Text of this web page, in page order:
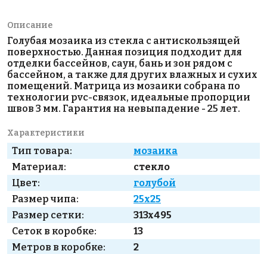
Описание
Голубая мозаика из стекла с антискользящей
поверхностью. Данная позиция подходит для
отделки бассейнов, саун, бань и зон рядом с
бассейном, а также для других влажных и сухих
помещений. Матрица из мозаики собрана по
технологии pvc-связок, идеальные пропорции
швов 3 мм. Гарантия на невыпадение - 25 лет.
Характеристики
Тип товара:
мозаика
Материал:
стекло
Цвет:
голубой
Размер чипа:
25x25
Размер сетки:
313x495
Сеток в коробке:
13
Метров в коробке:
2